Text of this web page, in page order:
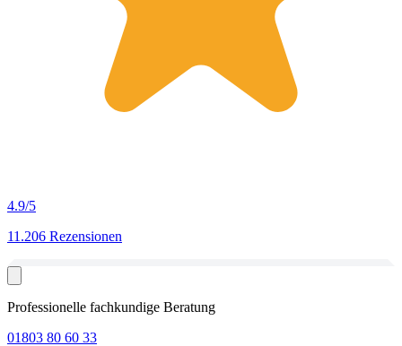
4.9/5
11.206 Rezensionen
Professionelle fachkundige Beratung
01803 80 60 33